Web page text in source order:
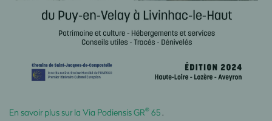
En savoir plus sur la Via Podiensis GR® 65.